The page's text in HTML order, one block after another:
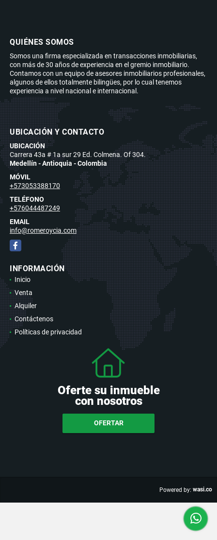
QUIÉNES SOMOS
Somos una firma especializada en transacciones inmobiliarias,
con más de 30 años de experiencia en el gremio inmobiliario.
Contamos con un equipo de asesores inmobiliarios profesionales,
algunos de ellos totalmente bilingües, por lo cual tenemos
experiencia a nivel nacional e internacional.
UBICACIÓN Y CONTACTO
UBICACIÓN
Carrera 43a # 1a sur 29 Ed. Colmena. Of 304.
Medellín - Antioquia - Colombia
MÓVIL
+573053388170
TELÉFONO
+576044487249
EMAIL
info@romeroycia.com
Facebook
INFORMACIÓN
Inicio
Venta
Alquiler
Contáctenos
Políticas de privacidad
Oferte su inmueble
con nosotros
OFERTAR
Powered by: wasi.co